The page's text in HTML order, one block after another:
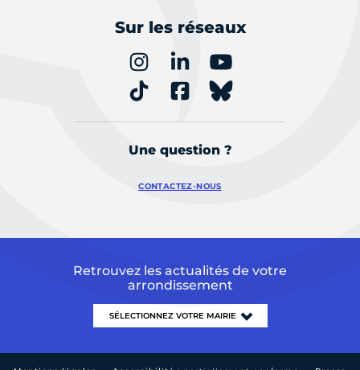
Sur les réseaux
Une question ?
CONTACTEZ-NOUS
Retrouvez les actualités de votre
arrondissement